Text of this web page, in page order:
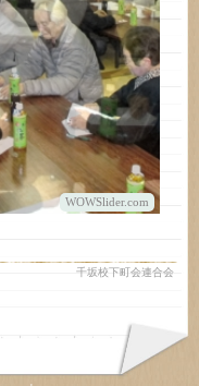
WOWSlider.com
千坂校下町会連合会